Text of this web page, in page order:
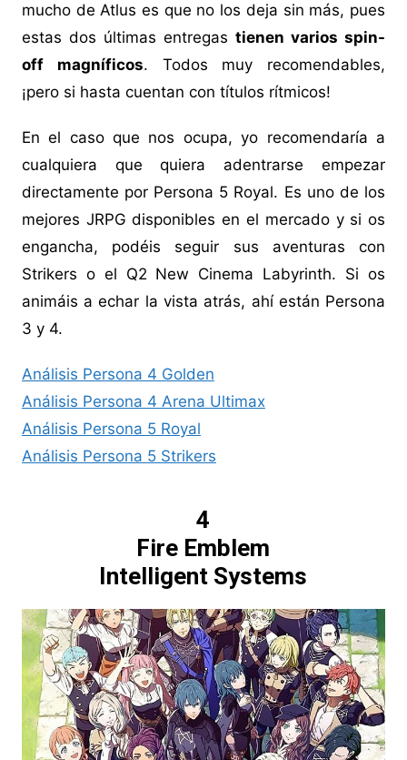
mucho de Atlus es que no los deja sin más, pues
estas dos últimas entregastienen varios spin-
off magníficos. Todos muy recomendables,
¡pero si hasta cuentan con títulos rítmicos!
En el caso que nos ocupa, yo recomendaría a
cualquiera que quiera adentrarse empezar
directamente por Persona 5 Royal. Es uno de los
mejores JRPG disponibles en el mercado y si os
engancha, podéis seguir sus aventuras con
Strikers o el Q2 New Cinema Labyrinth. Si os
animáis a echar la vista atrás, ahí están Persona
3 y 4.
Análisis Persona 4 Golden
Análisis Persona 4 Arena Ultimax
Análisis Persona 5 Royal
Análisis Persona 5 Strikers
4
Fire Emblem
Intelligent Systems